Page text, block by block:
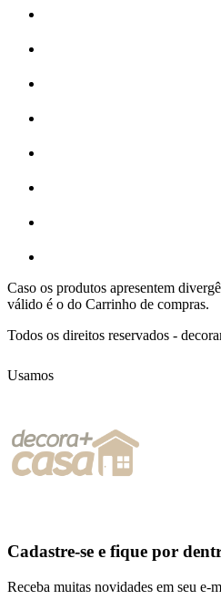
Caso os produtos apresentem
válido é o do Carrinho de compras.
Todos os direitos reservados -
Usamos
Cadastre-se e fique por
Receba muitas novidades em seu e-